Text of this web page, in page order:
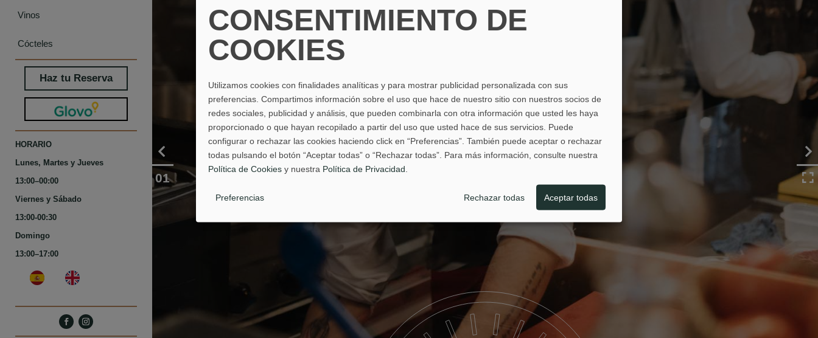
Vinos
Cócteles
Haz tu Reserva
HORARIO
Lunes, Martes y Jueves
13:00–00:00
Viernes y Sábado
13:00-00:30
Domingo
13:00–17:00
01
CONSENTIMIENTO DE
COOKIES
Utilizamos cookies con finalidades analíticas y para mostrar publicidad personalizada con sus
preferencias. Compartimos información sobre el uso que hace de nuestro sitio con nuestros socios de
redes sociales, publicidad y análisis, que pueden combinarla con otra información que usted les haya
proporcionado o que hayan recopilado a partir del uso que usted hace de sus servicios. Puede
configurar o rechazar las cookies haciendo click en “Preferencias”. También puede aceptar o rechazar
todas pulsando el botón “Aceptar todas” o “Rechazar todas”. Para más información, consulte nuestra
Política de Cookies y nuestra Política de Privacidad
Preferencias Rechazar todas Aceptar todas